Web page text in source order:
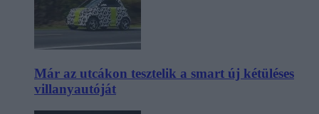
Már az utcákon tesztelik a smart új kétüléses
villanyautóját